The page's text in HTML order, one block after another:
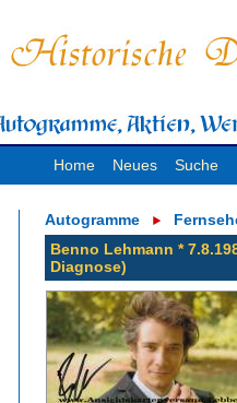
Home Neues Suche
Autogramme
Benno Lehmann *
Diagnose)